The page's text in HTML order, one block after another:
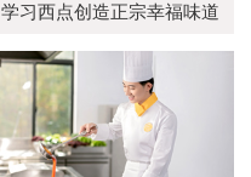
学习西点创造正宗幸福味道